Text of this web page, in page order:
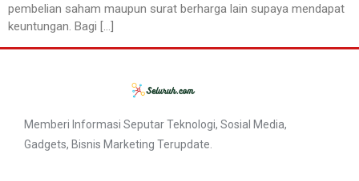
pembelian saham maupun surat berharga lain supaya mendapat
keuntungan. Bagi […]
Memberi Informasi Seputar Teknologi, Sosial Media,
Gadgets, Bisnis Marketing Terupdate.